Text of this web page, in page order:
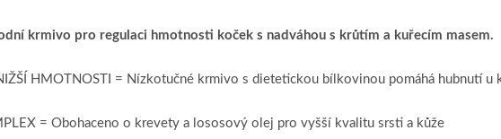
krmivo pro regulaci hmotnosti koček s nadváhou s krůtím a kuřecím masem.
HMOTNOSTI = Nízkotučné krmivo s dietetickou bílkovinou pomáhá hubnutí u
= Obohaceno o krevety a lososový olej pro vyšší kvalitu srsti a kůže